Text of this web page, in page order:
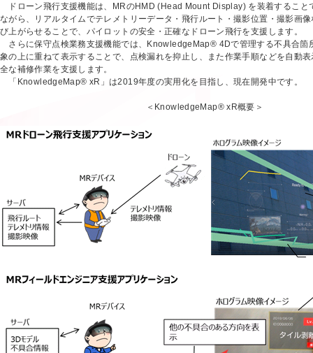
ドローン飛行支援機能は、MRのHMD (Head Mount Display) を装着すること
ながら、リアルタイムでテレメトリーデータ・飛行ルート・撮影位置・撮影画
び上がらせることで、パイロットの安全・正確なドローン飛行を支援します。
さらに保守点検業務支援機能では、KnowledgeMap® 4Dで管理する不具合箇
象の上に重ねて表示することで、点検漏れを抑止し、また作業手順などを自動
全な補修作業を支援します。
「KnowledgeMap® xR」は2019年度の実用化を目指し、現在開発中です。
＜KnowledgeMap® xR概要＞